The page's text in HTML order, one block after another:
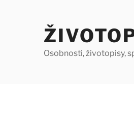
Osobnosti, životopisy,